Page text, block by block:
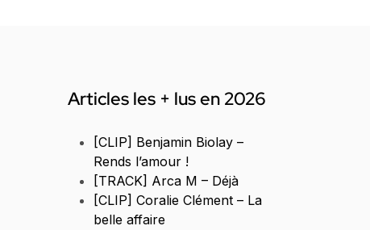
Articles les + lus en 2026
[CLIP] Benjamin Biolay –
Rends l’amour !
[TRACK] Arca M – Déjà
[CLIP] Coralie Clément – La
belle affaire